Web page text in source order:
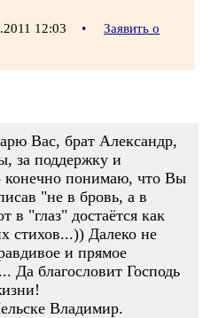
12:03 •
Заявить о
Вас, брат Александр,
за поддержку и
конечно понимаю, что Вы
"не в бровь, а в
в "глаз" достаётся как
стихов...)) Далеко не
и прямое
Да благословит Господь
Владимир.